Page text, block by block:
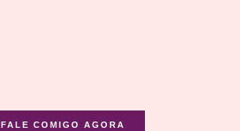
FALE COMIGO AGORA